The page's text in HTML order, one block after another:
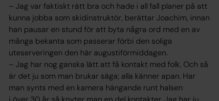
– Jag var faktiskt rätt bra och hade i all fall planer på att
kunna jobba som skidinstruktör, berättar Joachim, innan
han pausar en stund för att byta några ord med en av
många bekanta som passerar förbi den soliga
uteserveringen den här augustiförmiddagen.
– Jag har nog ganska lätt att få kontakt med folk. Och så
är det ju som man brukar säga; alla känner apan. Har
man synts med en kamera hängande runt halsen